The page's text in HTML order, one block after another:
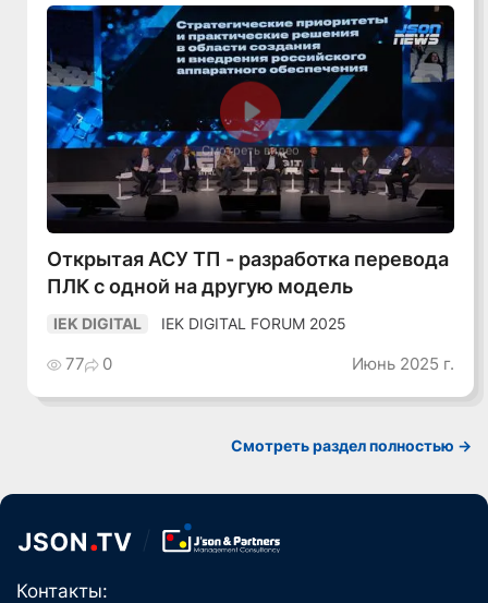
Смотреть видео
Открытая АСУ ТП - разработка перевода
ПЛК с одной на другую модель
IEK DIGITAL IEK DIGITAL FORUM 2025
77 0 Июнь 2025 г.
Смотреть раздел полностью ->
Контакты: